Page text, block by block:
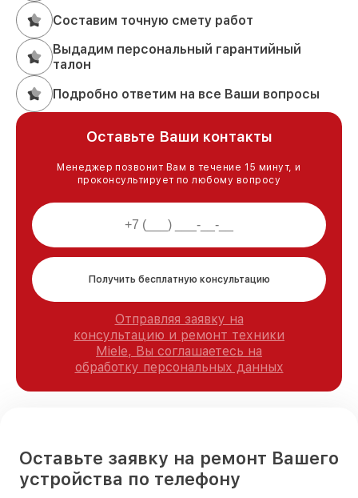
Составим точную смету работ
Выдадим персональный гарантийный
талон
Подробно ответим на все Ваши вопросы
Оставьте Ваши контакты
Менеджер позвонит Вам в течение 15 минут, и
проконсультирует по любому вопросу
Получить бесплатную консультацию
Отправляя заявку на
консультацию и ремонт техники
Miele, Вы соглашаетесь на
обработку персональных данных
Оставьте заявку на ремонт Вашего
устройства по телефону